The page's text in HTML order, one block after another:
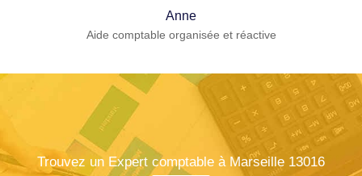
Anne
Aide comptable organisée et réactive
Trouvez un Expert comptable à Marseille 13016